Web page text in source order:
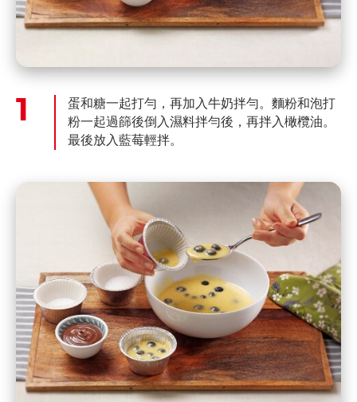
蛋和糖一起打勻，再加入牛奶拌勻。麵粉和泡打
粉一起過篩後倒入濕料拌勻後，再拌入橄欖油。
最後放入藍莓輕拌。